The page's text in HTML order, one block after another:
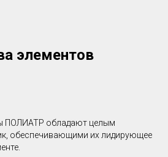
элементов
ПОЛИАТР обладают целым
обеспечивающими их лидирующее